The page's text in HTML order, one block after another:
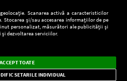
CONFIDENŢIALITATE
știri și alerte
×
Scanarea activă a caracteristicilor
și/sau accesarea informațiilor de pe
personalizat, măsurători ale publicității și
dezvoltarea serviciilor.
ACCEPT TOATE
SETARILE INDIVIDUAL